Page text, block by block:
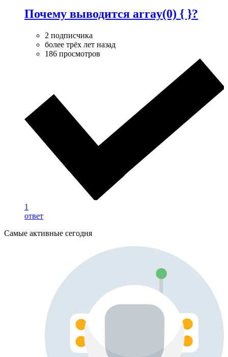
Почему выводится array(0) { }?
2 подписчика
более трёх лет назад
186 просмотров
1
ответ
Самые активные сегодня